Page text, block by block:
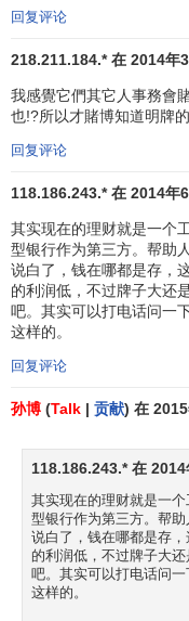
示企业已濒临破产的边
质，将信息及时反馈到
谋。
现金流量管理在
虽然我国从1998年
量信息进行披露，但
还仅局限于通过现金流
预测上，远远不能达到
试图站在企业整个运
的内涵、作用和内容进
国企业的经营现状提出
都有其各自的不同发
同。因此根据其在不同
效现金流量管理的措
营。否则就会对企业
回复评论
218.211.184.* 在 2014年
我感覺它們其它人事務會
也!?所以才賭博知道明牌
回复评论
118.186.243.* 在 2014年
其实现在的理财就是一个
型银行作为第三方。帮助
说白了，钱在哪都是存，
的利润低，不过牌子大还
吧。其实可以打电话问一
这样的。
回复评论
孙博 (Talk | 贡献) 在
118.186.243.* 在
其实现在的理财就是一
型银行作为第三方。帮助
说白了，钱在哪都是存
的利润低，不过牌子大
吧。其实可以打电话问
这样的。